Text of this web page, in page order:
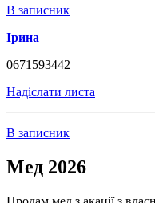
В записник
Ірина
0671593442
Надіслати листа
В записник
Мед 2026